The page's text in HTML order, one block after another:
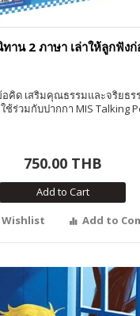
าน 2 ภาษา เล่าให้ลูกฟัง
คิด เสริมคุณธรรมและจริยธร
ช้ร่วมกับปากกา MIS Talking
750.00 THB
Add to Cart
Add to